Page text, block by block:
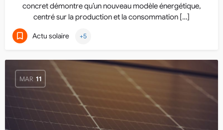
concret démontre qu’un nouveau modèle énergétique,
centré sur la production et la consommation […]
Actu solaire +5
MAR 11